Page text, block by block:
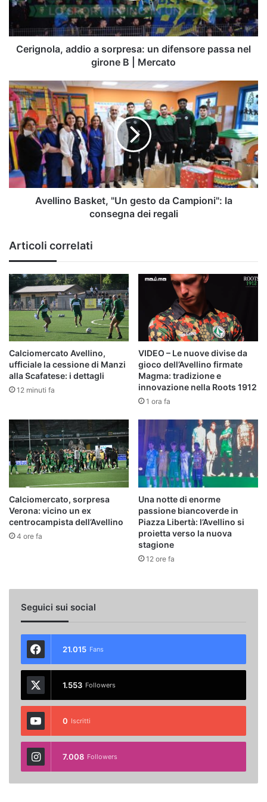
passa
nel
girone
Cerignola, addio a sorpresa: un difensore passa nel
girone B | Mercato
Avellino
Basket,
"Un
gesto
da
Campioni":
la
consegna
dei
Avellino Basket, "Un gesto da Campioni": la
consegna dei regali
Articoli correlati
Calciomercato Avellino,
ufficiale la cessione di Manzi
alla Scafatese: i dettagli
12 minuti fa
VIDEO – Le nuove divise da
gioco dell’Avellino firmate
Magma: tradizione e
innovazione nella Roots 1912
1 ora fa
Calciomercato, sorpresa
Verona: vicino un ex
centrocampista dell’Avellino
4 ore fa
Una notte di enorme
passione biancoverde in
Piazza Libertà: l’Avellino si
proietta verso la nuova
stagione
12 ore fa
Seguici sui social
21.015 Fans
1.553 Followers
0 Iscritti
7.008 Followers